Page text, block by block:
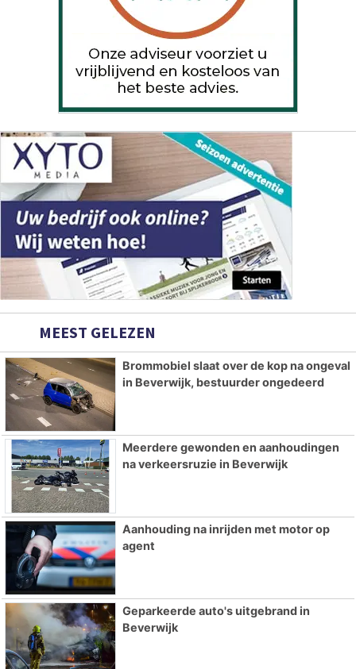
MEEST GELEZEN
Brommobiel slaat over de kop na ongeval
in Beverwijk, bestuurder ongedeerd
Meerdere gewonden en aanhoudingen
na verkeersruzie in Beverwijk
Aanhouding na inrijden met motor op
agent
Geparkeerde auto's uitgebrand in
Beverwijk